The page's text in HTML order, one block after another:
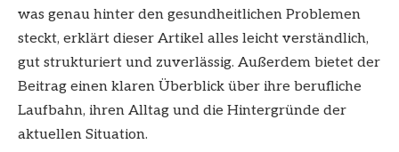
was genau hinter den gesundheitlichen Problemen
steckt, erklärt dieser Artikel alles leicht verständlich,
gut strukturiert und zuverlässig. Außerdem bietet der
Beitrag einen klaren Überblick über ihre berufliche
Laufbahn, ihren Alltag und die Hintergründe der
aktuellen Situation.